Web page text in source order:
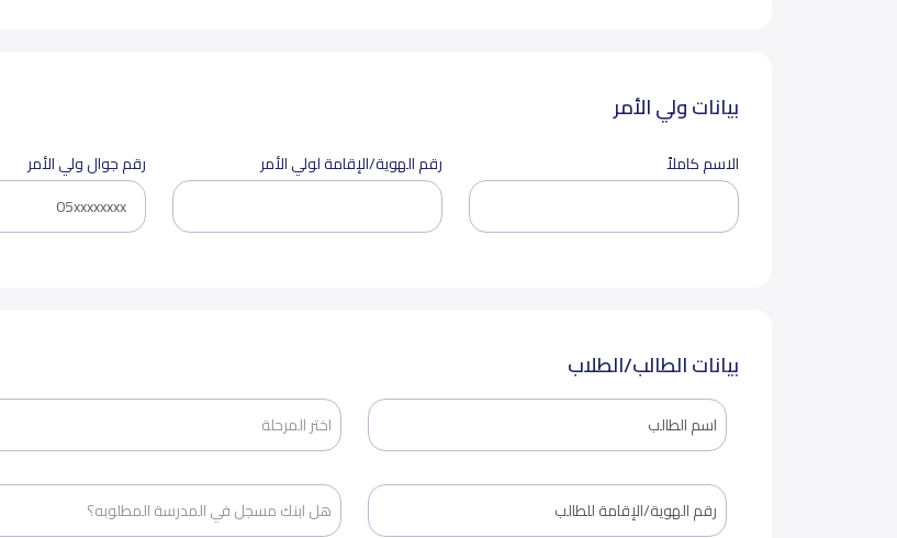
بيانات ولي الأمر
الاسم كاملاً رقم الهوية/الإقامة لولي الأمر رقم جوال ولي الأمر
بيانات الطالب/الطلاب